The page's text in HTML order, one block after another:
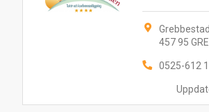
457 95
0525-612